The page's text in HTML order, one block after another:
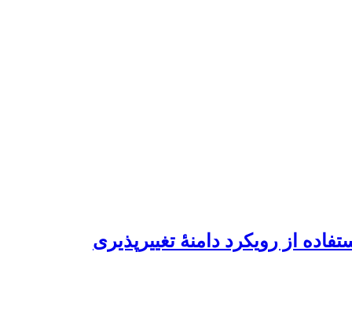
از رویکرد دامنۀ تغییرپذیری